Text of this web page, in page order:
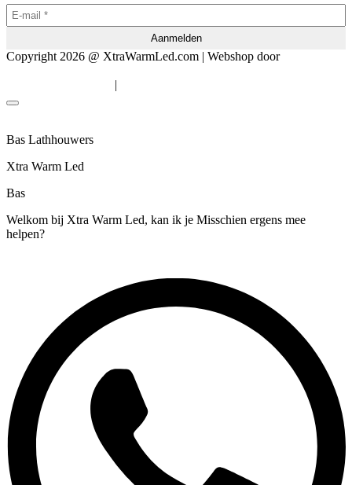
Copyright 2026 @ XtraWarmLed.com | Webshop door
|
Bas Lathhouwers
Xtra Warm Led
Bas
Welkom bij Xtra Warm Led, kan ik je Misschien ergens mee
helpen?